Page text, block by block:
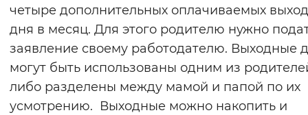
четыре дополнительных оплачиваемых
дня в месяц. Для этого родителю нужно
заявление своему работодателю. Выходные
могут быть использованы одним из
либо разделены между мамой и папой по их
усмотрению. Выходные можно накопить и